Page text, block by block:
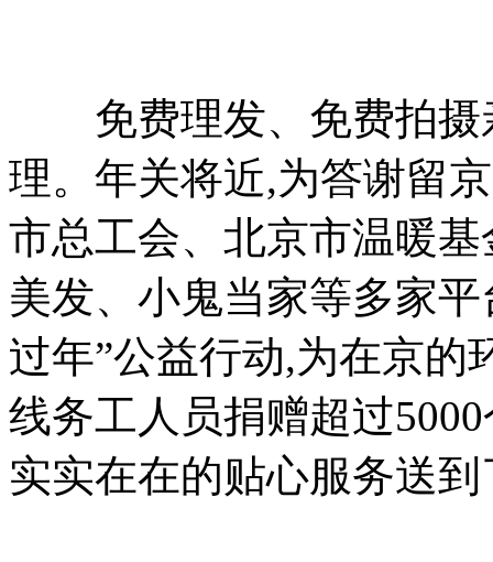
免费理发、免费拍摄
理。年关将近,为答谢留
市总工会、北京市温暖
美发、小鬼当家等多家
过年”公益行动,为在京的
线务工人员捐赠超过
实实在在的贴心服务送